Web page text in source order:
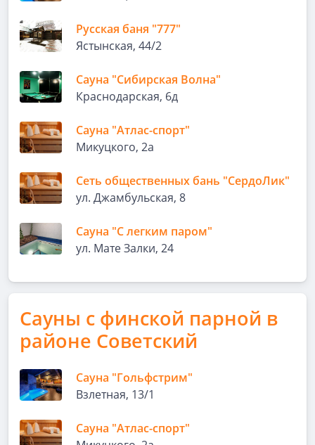
Русская баня "777"
Ястынская, 44/2
Сауна "Сибирская Волна"
Краснодарская, 6д
Сауна "Атлас-спорт"
Микуцкого, 2а
Сеть общественных бань "СердоЛик"
ул. Джамбульская, 8
Сауна "С легким паром"
ул. Мате Залки, 24
Сауны с финской парной в
районе Советский
Сауна "Гольфстрим"
Взлетная, 13/1
Сауна "Атлас-спорт"